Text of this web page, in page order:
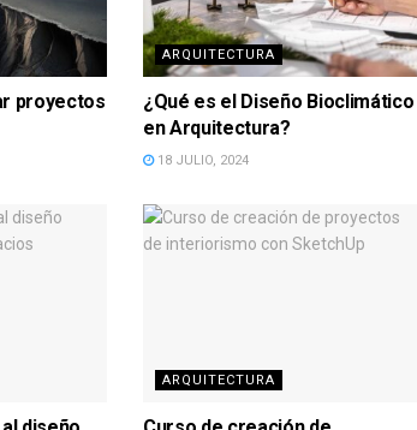
proyectos
ARQUITECTURA
¿Qué es el Diseño Bioclimático
en Arquitectura?
18 JULIO, 2024
ARQUITECTURA